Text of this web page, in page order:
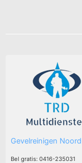
Gevelreinigen
Bel gratis: 0416-235031